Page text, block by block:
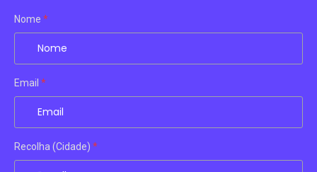
Nome *
Email *
Recolha (Cidade) *